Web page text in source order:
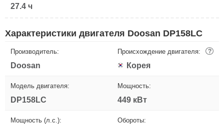
27.4 ч
Характеристики двигателя Doosan DP158LC
Производитель:
Doosan
Происхождение двигателя: ?
Корея
Модель двигателя:
DP158LC
Мощность:
449 кВт
Мощность (л.с.): Обороты: